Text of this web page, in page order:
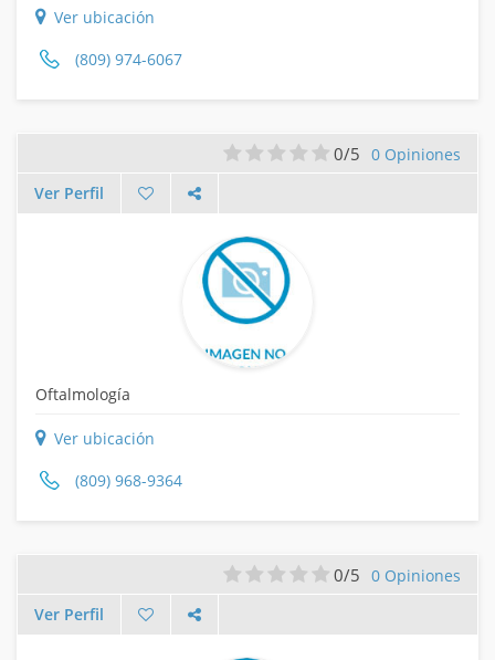
Ver ubicación
(809) 974-6067
0/5 0 Opiniones
Ver Perfil
Oftalmología
Ver ubicación
(809) 968-9364
0/5 0 Opiniones
Ver Perfil